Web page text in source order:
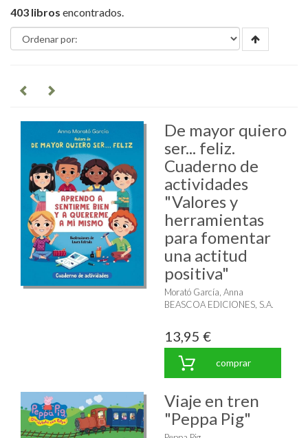
403 libros encontrados.
De mayor quiero
ser... feliz.
Cuaderno de
actividades
"Valores y
herramientas
para fomentar
una actitud
positiva"
Morató García, Anna
BEASCOA EDICIONES, S.A.
13,95 €
comprar
Viaje en tren
"Peppa Pig"